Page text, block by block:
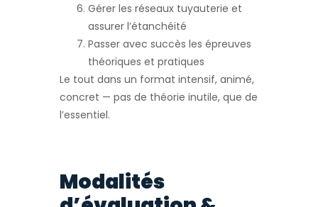
Gérer les réseaux tuyauterie et
assurer l’étanchéité
Passer avec succès les épreuves
théoriques et pratiques
Le tout dans un format intensif, animé,
concret — pas de théorie inutile, que de
l’essentiel.
Modalités